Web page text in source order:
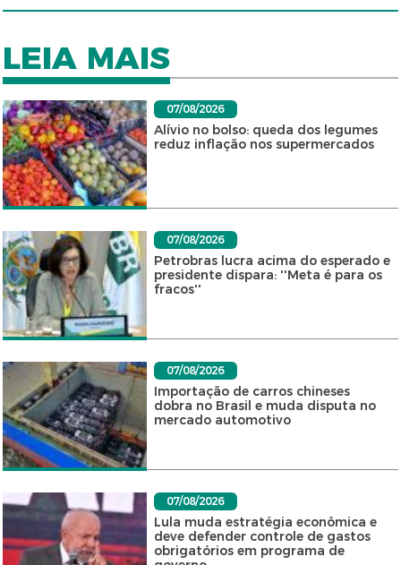
LEIA MAIS
07/08/2026
Alívio no bolso: queda dos legumes
reduz inflação nos supermercados
07/08/2026
Petrobras lucra acima do esperado e
presidente dispara: ''Meta é para os
fracos''
07/08/2026
Importação de carros chineses
dobra no Brasil e muda disputa no
mercado automotivo
07/08/2026
Lula muda estratégia econômica e
deve defender controle de gastos
obrigatórios em programa de